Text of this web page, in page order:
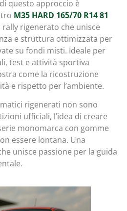
questo approccio è
M35 HARD 165/70 R14 81
rigenerato che unisce
e struttura ottimizzata per
su fondi misti. Ideale per
test e attività sportiva
come la ricostruzione
e rispetto per l’ambiente.
rigenerati non sono
ufficiali, l’idea di creare
monomarca con gomme
essere lontana. Una
unisce passione per la guida